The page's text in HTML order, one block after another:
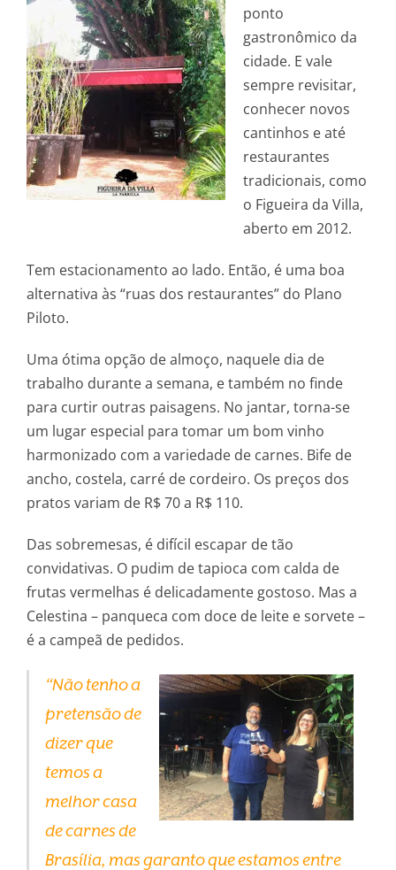
ponto
gastronômico da
cidade. E vale
sempre revisitar,
conhecer novos
cantinhos e até
restaurantes
tradicionais, como
o Figueira da Villa,
aberto em 2012.
Tem estacionamento ao lado. Então, é uma boa
alternativa às “ruas dos restaurantes” do Plano
Piloto.
Uma ótima opção de almoço, naquele dia de
trabalho durante a semana, e também no finde
para curtir outras paisagens. No jantar, torna-se
um lugar especial para tomar um bom vinho
harmonizado com a variedade de carnes. Bife de
ancho, costela, carré de cordeiro. Os preços dos
pratos variam de R$ 70 a R$ 110.
Das sobremesas, é difícil escapar de tão
convidativas. O pudim de tapioca com calda de
frutas vermelhas é delicadamente gostoso. Mas a
Celestina – panqueca com doce de leite e sorvete –
é a campeã de pedidos.
“Não tenho a
pretensão de
dizer que
temos a
melhor casa
de carnes de
Brasília, mas garanto que estamos entre